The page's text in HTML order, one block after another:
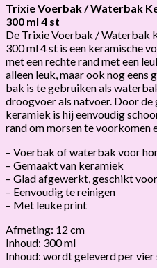
Trixie Voerbak / Waterbak
300 ml 4 st
De Trixie Voerbak / Waterbak
300 ml 4 st is een keramische
met een rechte rand met een
alleen leuk, maar ook nog
bak is te gebruiken als
droogvoer als natvoer. Door
keramiek is hij eenvoudig
rand om morsen te voorkomen
– Voerbak of waterbak voor
– Gemaakt van keramiek
– Glad afgewerkt, geschikt
– Eenvoudig te reinigen
– Met leuke print
Afmeting: 12 cm
Inhoud: 300 ml
Inhoud: wordt geleverd per vier